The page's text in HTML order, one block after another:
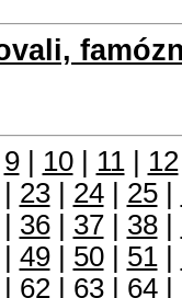
9| 10| 11| 12
23| 24| 25|
36| 37| 38|
49| 50| 51|
62| 63| 64|